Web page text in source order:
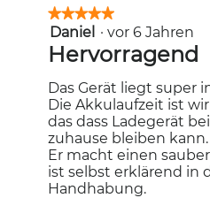
★★★★★
★★★★★
5
von
5
Sternen.
Daniel · vor 6 Jahren
Hervorragend
Das Gerät liegt super
Die Akkulaufzeit ist
das dass Ladegerät
zuhause bleiben kann.
Er macht einen
ist selbst erklärend in
Handhabung.